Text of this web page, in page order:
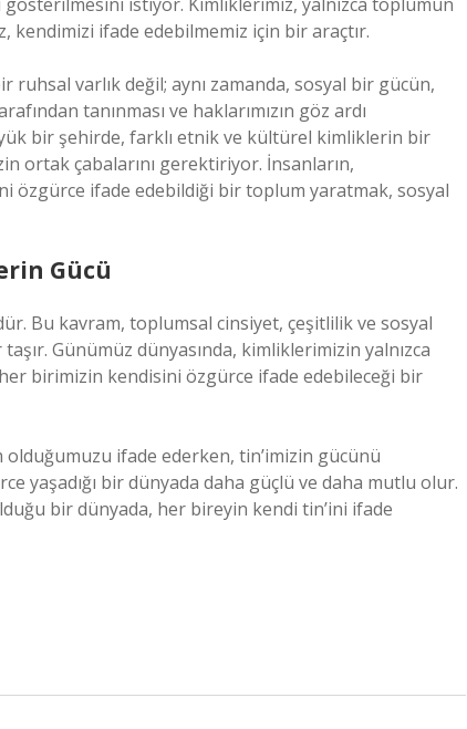
kendimizi ifade edebilmemiz için bir araçtır.
ruhsal varlık değil; aynı zamanda, sosyal bir gücün,
tanınması ve haklarımızın göz ardı
bir şehirde, farklı etnik ve kültürel kimliklerin bir
ortak çabalarını gerektiriyor. İnsanların,
özgürce ifade edebildiği bir toplum yaratmak, sosyal
Gücü
Bu kavram, toplumsal cinsiyet, çeşitlilik ve sosyal
Günümüz dünyasında, kimliklerimizin yalnızca
birimizin kendisini özgürce ifade edebileceği bir
ifade ederken, tin’imizin gücünü
yaşadığı bir dünyada daha güçlü ve daha mutlu olur.
bir dünyada, her bireyin kendi tin’ini ifade